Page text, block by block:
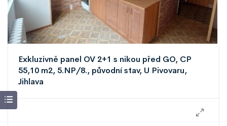
Exkluzivně panel OV 2+1 s nikou před GO, CP
55,10 m2, 5.NP/8., původní stav, U Pivovaru,
Jihlava